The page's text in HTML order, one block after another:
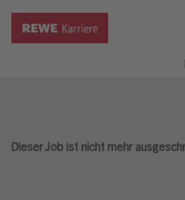
Dieser Job ist nicht mehr